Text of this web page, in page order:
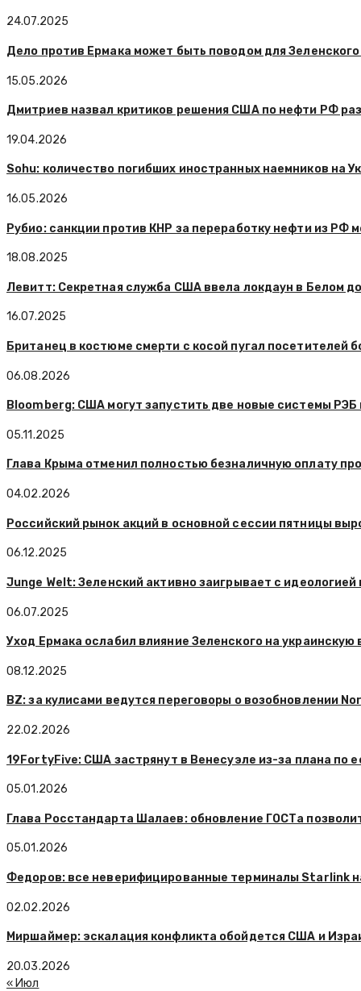
24.07.2025
Дело против Ермака может быть поводом для
15.05.2026
Дмитриев назвал критиков решения США по нефти РФ
19.04.2026
Sohu: количество погибших иностранных наемников на
16.05.2026
Рубио: санкции против КНР за переработку нефти из РФ
18.08.2025
Левитт: Секретная служба США ввела локдаун в Белом
16.07.2025
Британец в костюме смерти с косой пугал посетителей
06.08.2026
Bloomberg: США могут запустить две новые системы РЭБ
05.11.2025
Глава Крыма отменил полностью безналичную оплату
04.02.2026
Российский рынок акций в основной сессии пятницы
06.12.2025
Junge Welt: Зеленский активно заигрывает с
06.07.2025
Уход Ермака ослабил влияние Зеленского на украинскую
08.12.2025
BZ: за кулисами ведутся переговоры о возобновлении
22.02.2026
19FortyFive: США застрянут в Венесуэле из-за плана по
05.01.2026
Глава Росстандарта Шалаев: обновление ГОСТа
05.01.2026
Федоров: все неверифицированные терминалы Starlink
02.02.2026
Миршаймер: эскалация конфликта обойдется США и
20.03.2026
« Июл